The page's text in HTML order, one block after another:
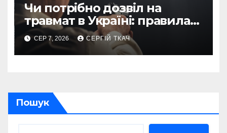
Чи потрібно дозвіл на
травмат в Україні: правила
2026
СЕР 7, 2026 СЕРГІЙ ТКАЧ
Пошук